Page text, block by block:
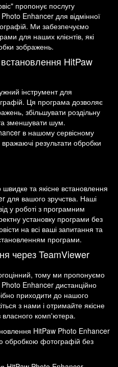
пропонує послугу
Enhancer для відмінної
Ми забезпечуємо
для наших клієнтів, які
зображень.
HitPaw
інструмент для
Ця програма дозволяє
збільшувати роздільну
та зменшувати шум.
в нашому сервісному
результати обробки
та якісне встановлення
для вашого зручства. Наші
у роботі з програмним
установку програми без
на всі ваші запитання та
програми.
через TeamViewer
тому ми пропонуємо
Enhancer дистанційно
приходити до нашого
з нами і отримайте якісне
власного комп'ютера.
HitPaw Photo Enhancer
обробкою фотографій без